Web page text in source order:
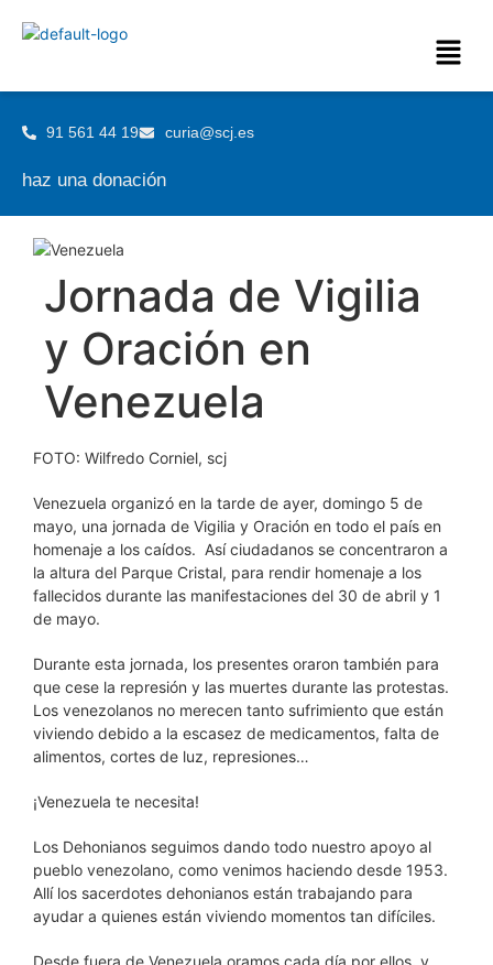
91 561 44 19 curia@scj.es
haz una donación
Jornada de Vigilia
y Oración en
Venezuela
FOTO: Wilfredo Corniel, scj
Venezuela organizó en la tarde de ayer, domingo 5 de
mayo, una jornada de Vigilia y Oración en todo el país en
homenaje a los caídos. Así ciudadanos se concentraron a
la altura del Parque Cristal, para rendir homenaje a los
fallecidos durante las manifestaciones del 30 de abril y 1
de mayo.
Durante esta jornada, los presentes oraron también para
que cese la represión y las muertes durante las protestas.
Los venezolanos no merecen tanto sufrimiento que están
viviendo debido a la escasez de medicamentos, falta de
alimentos, cortes de luz, represiones…
¡Venezuela te necesita!
Los Dehonianos seguimos dando todo nuestro apoyo al
pueblo venezolano, como venimos haciendo desde 1953.
Allí los sacerdotes dehonianos están trabajando para
ayudar a quienes están viviendo momentos tan difíciles.
Desde fuera de Venezuela oramos cada día por ellos, y